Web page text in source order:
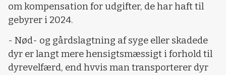
om kompensation for udgifter, de har haft til
gebyrer i 2024.
- Nød- og gårdslagtning af syge eller skadede
dyr er langt mere hensigtsmæssigt i forhold til
dyrevelfærd, end hvvis man transporterer dyr